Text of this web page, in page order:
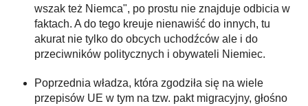
wszak też Niemca", po prostu nie znajduje odbicia w
faktach. A do tego kreuje nienawiść do innych, tu
akurat nie tylko do obcych uchodźców ale i do
przeciwników politycznych i obywateli Niemiec.
Poprzednia władza, która zgodziła się na wiele
przepisów UE w tym na tzw. pakt migracyjny, głośno